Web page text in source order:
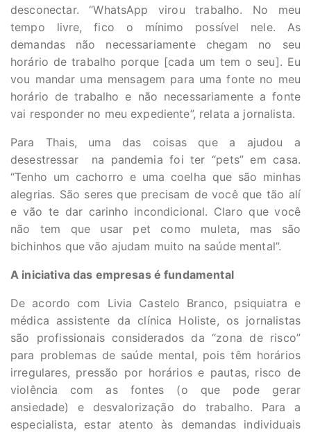
desconectar. “WhatsApp virou trabalho. No meu
tempo livre, fico o mínimo possível nele. As
demandas não necessariamente chegam no seu
horário de trabalho porque [cada um tem o seu]. Eu
vou mandar uma mensagem para uma fonte no meu
horário de trabalho e não necessariamente a fonte
vai responder no meu expediente”, relata a jornalista.
Para Thais, uma das coisas que a ajudou a
desestressar na pandemia foi ter “pets” em casa.
“Tenho um cachorro e uma coelha que são minhas
alegrias. São seres que precisam de você que tão alí
e vão te dar carinho incondicional. Claro que você
não tem que usar pet como muleta, mas são
bichinhos que vão ajudam muito na saúde mental”.
A iniciativa das empresas é fundamental
De acordo com Livia Castelo Branco, psiquiatra e
médica assistente da clínica Holiste, os jornalistas
são profissionais considerados da “zona de risco”
para problemas de saúde mental, pois têm horários
irregulares, pressão por horários e pautas, risco de
violência com as fontes (o que pode gerar
ansiedade) e desvalorização do trabalho. Para a
especialista, estar atento às demandas individuais